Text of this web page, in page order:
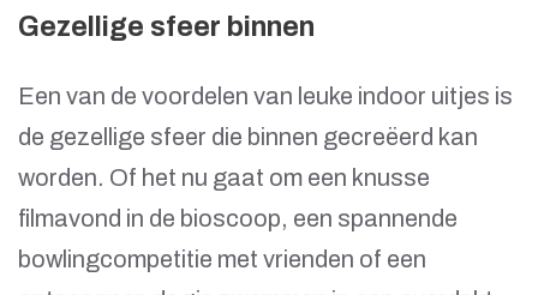
Gezellige sfeer binnen
Een van de voordelen van leuke indoor uitjes is
de gezellige sfeer die binnen gecreëerd kan
worden. Of het nu gaat om een knusse
filmavond in de bioscoop, een spannende
bowlingcompetitie met vrienden of een